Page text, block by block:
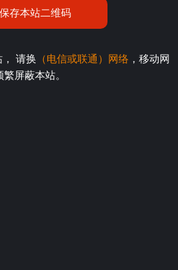
存本站二维码
请换 （电信或联通）网络 ，移动网
繁屏蔽本站。